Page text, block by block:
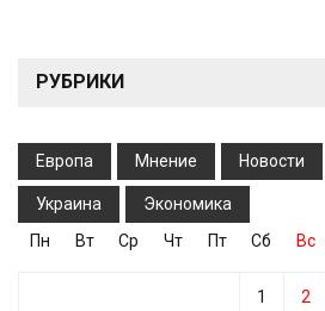
РУБРИКИ
Европа Мнение Новости
Украина
Экономика
Пн
Вт Ср Чт Пт Сб Вс
1 2